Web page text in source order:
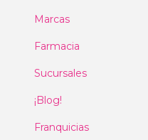
Marcas
Farmacia
Sucursales
¡Blog!
Franquicias